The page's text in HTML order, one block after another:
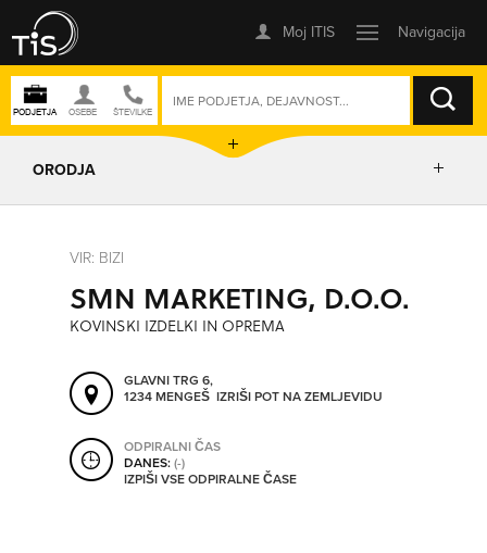
ISKANJE
ORODJA
IZRIŠI POT
POŠLJI SMS
ORODJA
VIR: BIZI
SMN MARKETING, D.O.O.
KOVINSKI IZDELKI IN OPREMA
GLAVNI TRG 6,
1234 MENGEŠ IZRIŠI POT NA ZEMLJEVIDU
ODPIRALNI ČAS
DANES:(-)
IZPIŠI VSE ODPIRALNE ČASE